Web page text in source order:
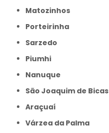
Matozinhos
Porteirinha
Sarzedo
Piumhi
Nanuque
São Joaquim de Bicas
Araçuaí
Várzea da Palma